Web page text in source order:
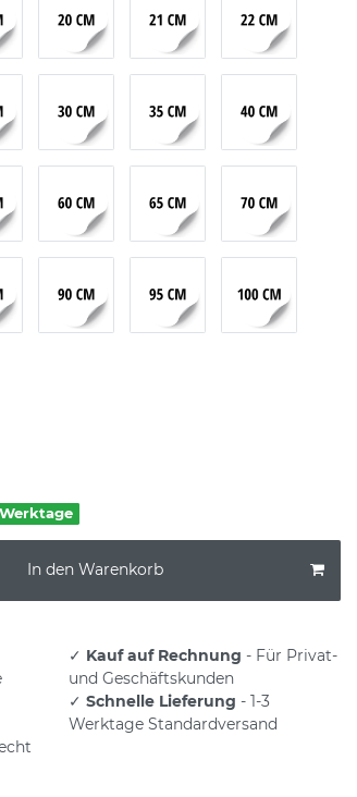
In den Warenkorb
✓ Kauf auf Rechnung - Für Privat-
und Geschäftskunden
✓ Schnelle Lieferung - 1-3
Werktage Standardversand